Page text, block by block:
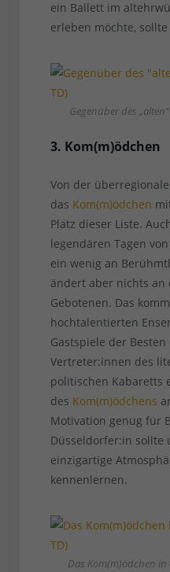
ein Ballett im
erleben möchte,
Gegenüber des
3. Kom(m)ödchen
Von der
das Kom(m)ödchen
Platz dieser Liste.
legendären Tagen
ein wenig an
ändert aber nichts an
Gebotenen. Das
hochtalentierten
Gastspiele der
Vertreter:innen des
politischen Kabaretts
des Kom(m)ödchens
Motivation genug für
Düsseldorfer:in sollte
einzigartige
kennenlernen.
Das Kom(m)ödchen in